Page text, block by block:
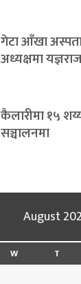
गेटा आँखा
अध्यक्षमा
कैलारीमा १५
सञ्चालनमा
August
W T